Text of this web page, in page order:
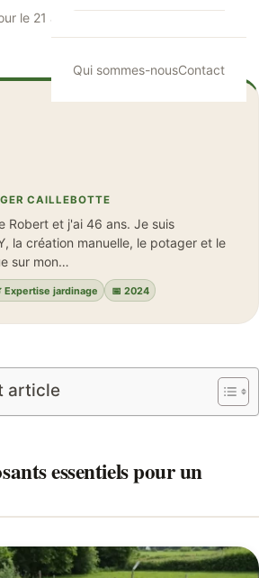
Qui sommes-nousContact
le 21 avril 2024
CAILLEBOTTE
Robert et j'ai 46 ans. Je suis
la création manuelle, le potager et le
sur mon…
Expertise jardinage 📅 2024
article
essentiels pour un